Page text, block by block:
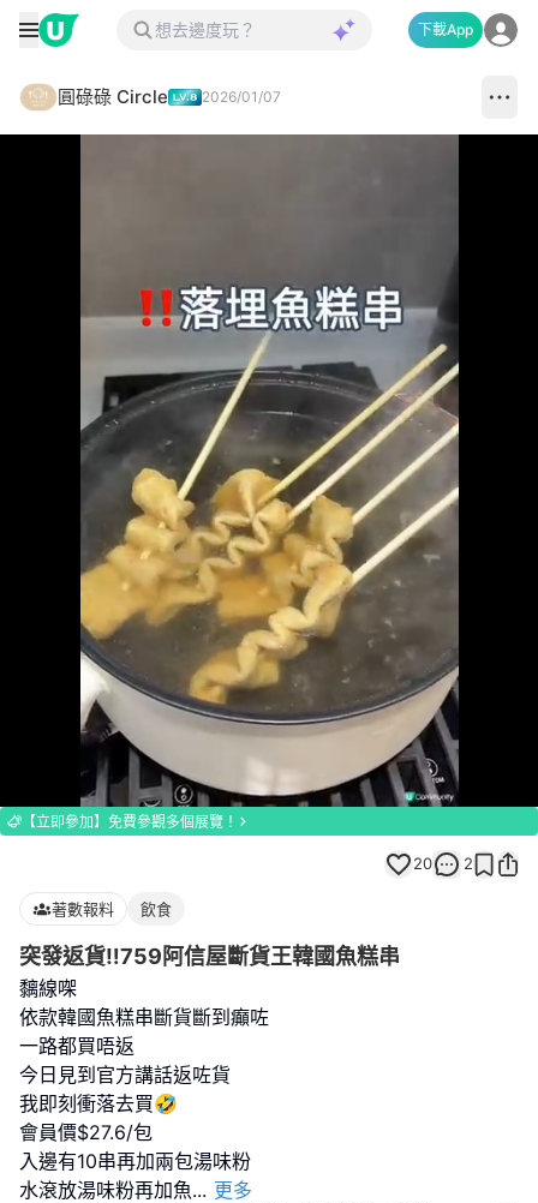
下載App
圓碌碌 Circle 2026/01/07
Loaded:
100.00%
【立即參加】免費參觀多個展覽！
20 2
著數報料 飲食
突發返貨‼️759阿信屋斷貨王韓國魚糕串
黐線㗎
依款韓國魚糕串斷貨斷到癲咗
一路都買唔返
今日見到官方講話返咗貨
我即刻衝落去買🤣
會員價$27.6/包
入邊有10串再加兩包湯味粉
水滾放湯味粉再加魚... 更多